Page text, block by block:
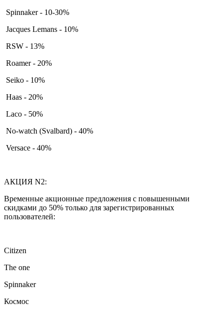
Spinnaker - 10-30%
Jacques Lemans - 10%
RSW - 13%
Roamer - 20%
Seiko - 10%
Haas - 20%
Laco - 50%
No-watch (Svalbard) - 40%
Versace - 40%
АКЦИЯ N2:
Временные акционные предложения с повышенными
скидками до 50% только для зарегистрированных
пользователей:
Citizen
The one
Spinnaker
Космос